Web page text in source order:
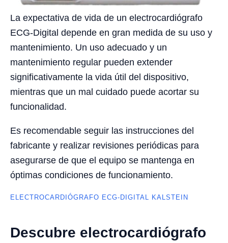
La expectativa de vida de un electrocardiógrafo
ECG-Digital depende en gran medida de su uso y
mantenimiento. Un uso adecuado y un
mantenimiento regular pueden extender
significativamente la vida útil del dispositivo,
mientras que un mal cuidado puede acortar su
funcionalidad.
Es recomendable seguir las instrucciones del
fabricante y realizar revisiones periódicas para
asegurarse de que el equipo se mantenga en
óptimas condiciones de funcionamiento.
ELECTROCARDIÓGRAFO ECG-DIGITAL KALSTEIN
Descubre electrocardiógrafo